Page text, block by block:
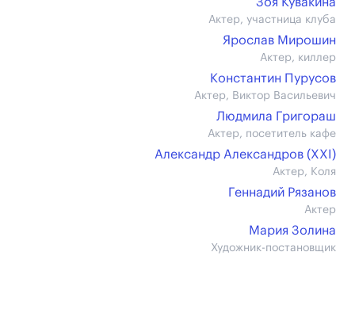
Актер, участница клуба
Ярослав Мирошин
Актер, киллер
Константин Пурусов
Актер, Виктор Васильевич
Людмила Григораш
Актер, посетитель кафе
Александр Александров (XXI)
Актер, Коля
Геннадий Рязанов
Актер
Мария Золина
Художник-постановщик